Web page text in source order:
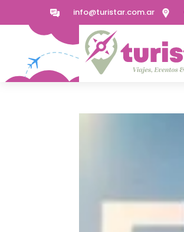
info@turistar.com.ar